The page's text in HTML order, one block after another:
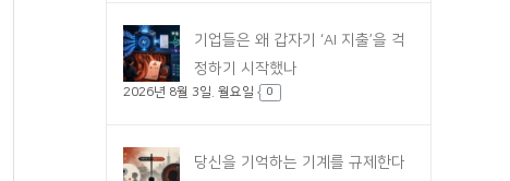
기업들은 왜 갑자기 ‘AI 지출’을 걱
정하기 시작했나
2026년 8월 3일. 월요일 0
당신을 기억하는 기계를 규제한다